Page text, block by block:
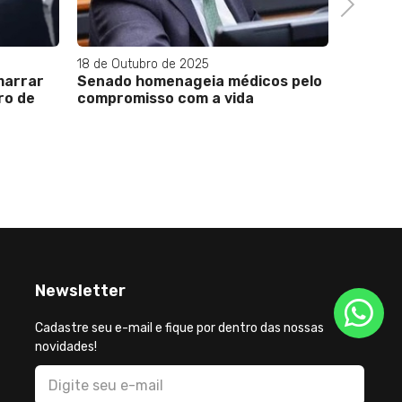
de
18 de Outubro de 2025
Senado homenageia médicos pelo
compromisso com a vida
Newsletter
Cadastre seu e-mail e fique por dentro das nossas
novidades!